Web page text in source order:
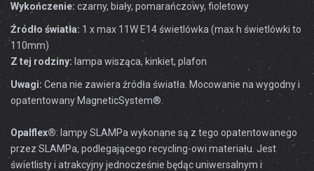
Wykończenie: czarny, biały, pomarańczowy, fioletowy
Źródło światła: 1 x max 11W E14 świetlówka (max h świetlówki to
110mm)
Z tej rodziny: lampa wisząca, kinkiet, plafon
Uwagi: Cena nie zawiera źródła światła. Mocowanie na wygodny i
opatentowany MagneticSystem®.
Opalflex®: lampy SLAMPa wykonane są z tego opatentowanego
przez SLAMPa, podlegającego recycling-owi materiału. Jest
świetlisty i atrakcyjny jednocześnie będąc uniwersalnym i